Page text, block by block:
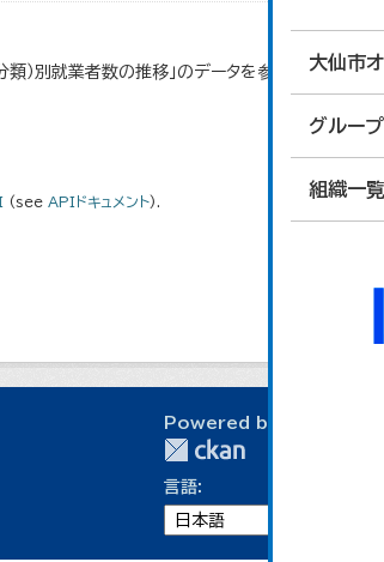
大仙市
グルー
組織一覧
）別就業者数の推移」のデータを参照しています。
(see APIドキュメント).
Powered by
言語